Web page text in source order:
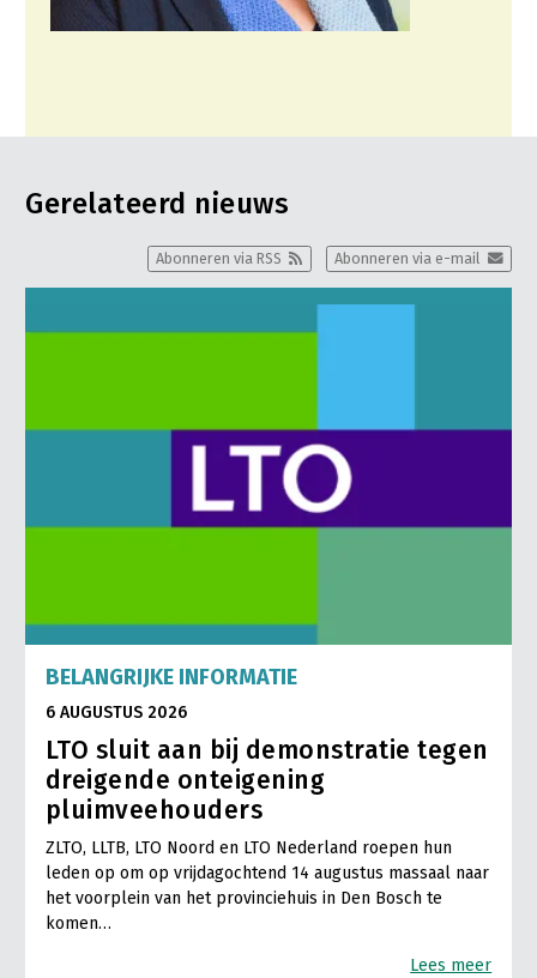
Gerelateerd nieuws
Abonneren via e-mail
Abonneren via RSS
BELANGRIJKE INFORMATIE
6 AUGUSTUS 2026
LTO sluit aan bij demonstratie tegen
dreigende onteigening
pluimveehouders
ZLTO, LLTB, LTO Noord en LTO Nederland roepen hun
leden op om op vrijdagochtend 14 augustus massaal naar
het voorplein van het provinciehuis in Den Bosch te
komen…
Lees meer